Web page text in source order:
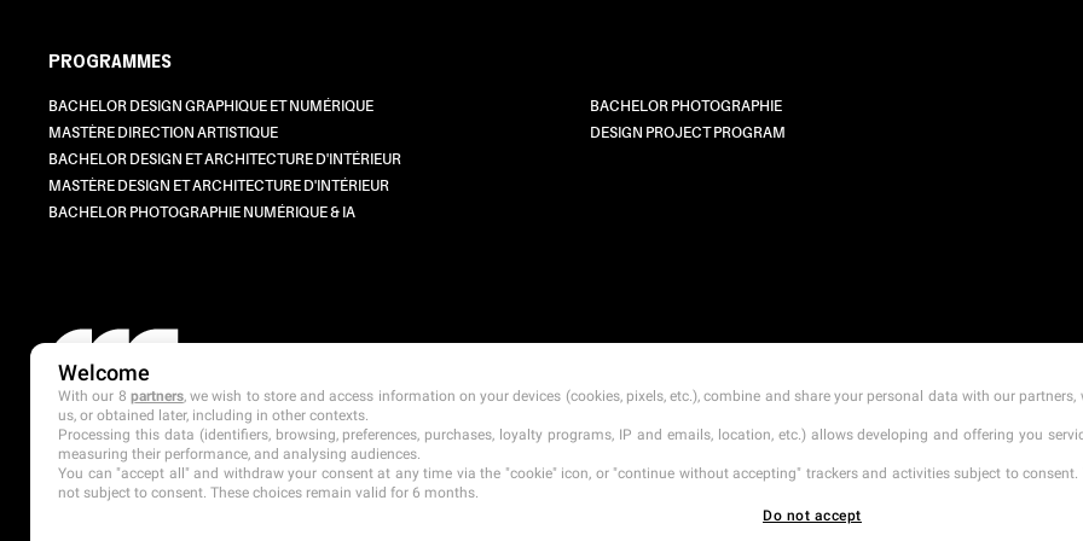
PROGRAMMES
BACHELOR DESIGN GRAPHIQUE ET NUMÉRIQUE
MASTÈRE DIRECTION ARTISTIQUE
BACHELOR DESIGN ET ARCHITECTURE D'INTÉRIEUR
MASTÈRE DESIGN ET ARCHITECTURE D'INTÉRIEUR
BACHELOR PHOTOGRAPHIE NUMÉRIQUE & IA
BACHELOR PHOTOGRAPHIE
DESIGN PROJECT PROGRAM
Welcome
With our 8 partners, we wish to store and access information on your devices (cookies, pixels, etc.), combine and share your personal data with our
us, or obtained later, including in other contexts.
Processing this data (identifiers, browsing, preferences, purchases, loyalty programs, IP and emails, location, etc.) allows developing and offering you
measuring their performance, and analysing audiences.
You can "accept all" and withdraw your consent at any time via the "cookie" icon, or "continue without accepting" trackers and activities subject to
not subject to consent. These choices remain valid for 6 months.
Do not accept